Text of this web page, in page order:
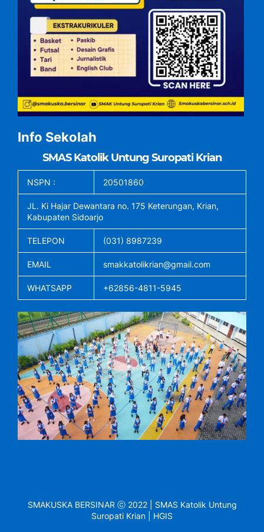
Info Sekolah
SMAS Katolik Untung Suropati Krian
NSPN : 20501860
JL. Ki Hajar Dewantara no. 175 Keterungan, Krian,
Kabupaten Sidoarjo
TELEPON (031) 8987239
EMAIL smakkatolikrian@gmail.com
WHATSAPP +62856-4811-5945
SMAKUSKA BERSINAR ⓒ 2022 | SMAS Katolik Untung
Suropati Krian | HGIS